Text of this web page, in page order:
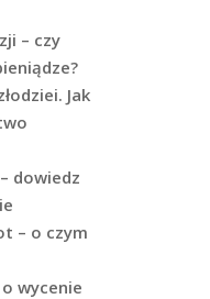
– czy
Jak
dowiedz
– o czym
wycenie